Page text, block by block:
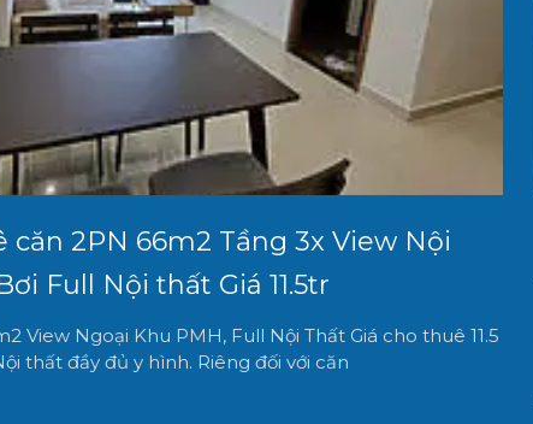
căn 2PN 66m2 Tầng 3x View Nội
Full Nội thất Giá 11.5tr
View Ngoại Khu PMH, Full Nội Thất Giá cho thuê 11.5
thất đầy đủ y hình. Riêng đối với căn